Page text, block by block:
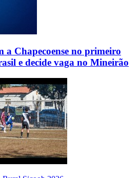
a Chapecoense no primeiro
e decide vaga no Mineirão